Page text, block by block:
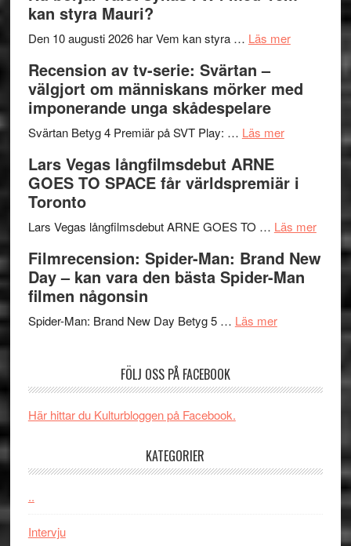
teater
´s
rolig
spännande
Jackie
i
kan styra Mauri?
Den 10 augusti 2026 har Vem kan styra … Läs merom
valet
Vem
styra
Recension av tv-serie: Svärtan –
välgjort om människans mörker med
imponerande unga skådespelare
Svärtan Betyg 4 Premiär på SVT Play: … Läs merom
tv-
Svärtan
välgjort
om
Lars Vegas långfilmsdebut ARNE
GOES TO SPACE får världspremiär i
Toronto
Lars Vegas långfilmsdebut ARNE GOES TO … Läs merom
Vegas
Filmrecension: Spider-Man: Brand New
Day – kan vara den bästa Spider-Man
filmen någonsin
Spider-Man: Brand New Day Betyg 5 … Läs merom
Brand
kan
FÖLJ OSS PÅ FACEBOOK
Här hittar du Kulturbloggen på Facebook.
KATEGORIER
..
Intervju